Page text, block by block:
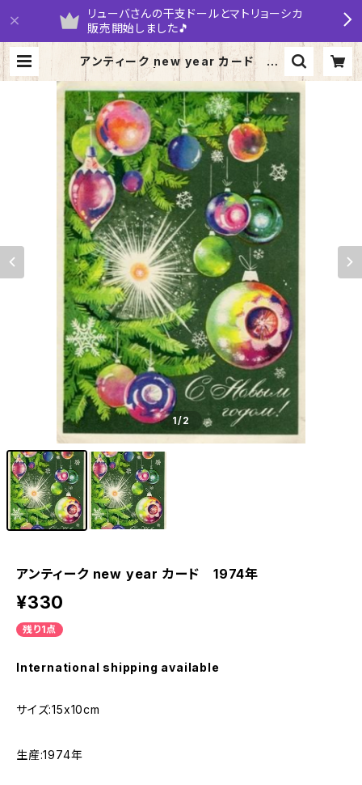
リューバさんの干支ドールとマトリョーシカ
販売開始しました🎵
アンティーク new year カード 19
74年 | yarumaruka
1/2
アンティーク new year カード 1974年
¥330
残り1点
International shipping available
サイズ:15x10cm
生産:1974年